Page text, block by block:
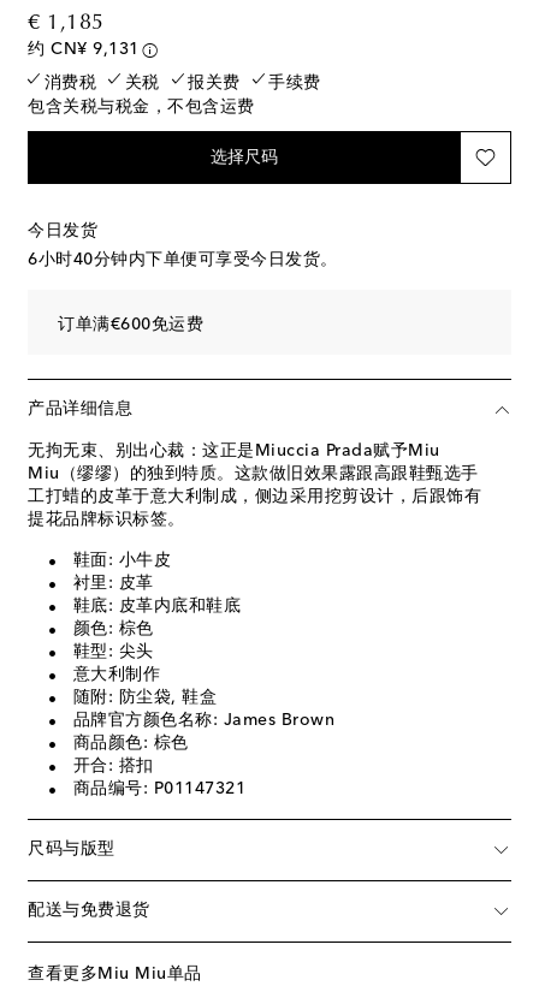
€ 1,185original price
约 CN¥ 9,131
消费税
关税 报关费
手续费
包含关税与税金，不包含运费
选择尺码
今日发货
6小时40分钟内下单便可享受今日发货。
订单满€600免运费
产品详细信息
无拘无束、别出心裁：这正是Miuccia Prada赋予Miu
Miu（缪缪）的独到特质。这款做旧效果露跟高跟鞋甄选手
工打蜡的皮革于意大利制成，侧边采用挖剪设计，后跟饰有
提花品牌标识标签。
鞋面: 小牛皮
衬里: 皮革
鞋底: 皮革内底和鞋底
颜色: 棕色
鞋型: 尖头
意大利制作
随附: 防尘袋, 鞋盒
品牌官方颜色名称: James Brown
商品颜色: 棕色
开合: 搭扣
商品编号: P01147321
尺码与版型
配送与免费退货
查看更多Miu Miu单品